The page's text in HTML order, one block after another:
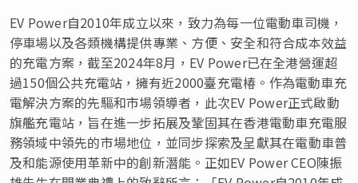
EV Power自2010年成立以來，致力為每一位電動車司機，
停車場以及各類機構提供專業、方便、安全和符合成本效益
的充電方案，截至2024年8月，EV Power已在全港營運超
過150個公共充電站，擁有近2000臺充電椿。作為電動車充
電解決方案的先驅和市場領導者，此次EV Power正式啟動
旗艦充電站，旨在進一步拓展及鞏固其在香港電動車充電服
務領域中領先的市場地位，並同步探索及呈獻其在電動車普
及和能源使用革新中的創新潛能。正如EV Power CEO陳振